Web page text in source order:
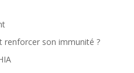
renforcer son immunité ?